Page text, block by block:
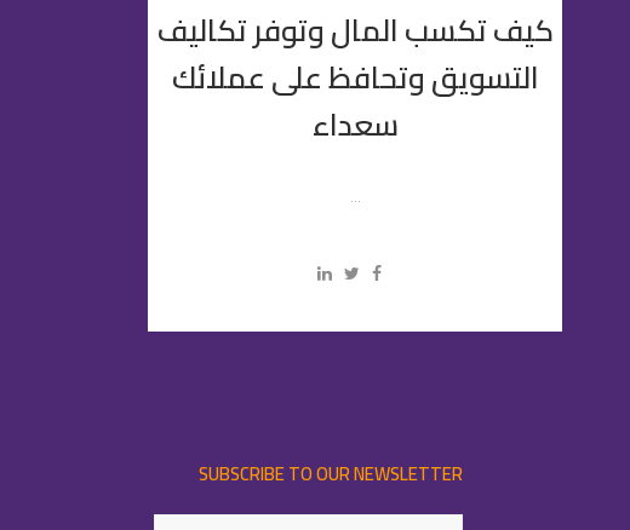
كيف تكسب المال وتوفر تكاليف
التسويق وتحافظ على عملائك
سعداء
...
SUBSCRIBE TO OUR NEWSLETTER